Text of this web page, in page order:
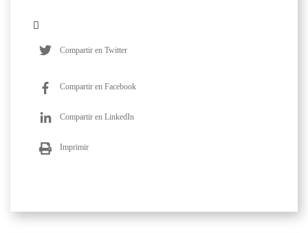
Compartir en Twitter
Compartir en Facebook
Compartir en LinkedIn
Imprimir